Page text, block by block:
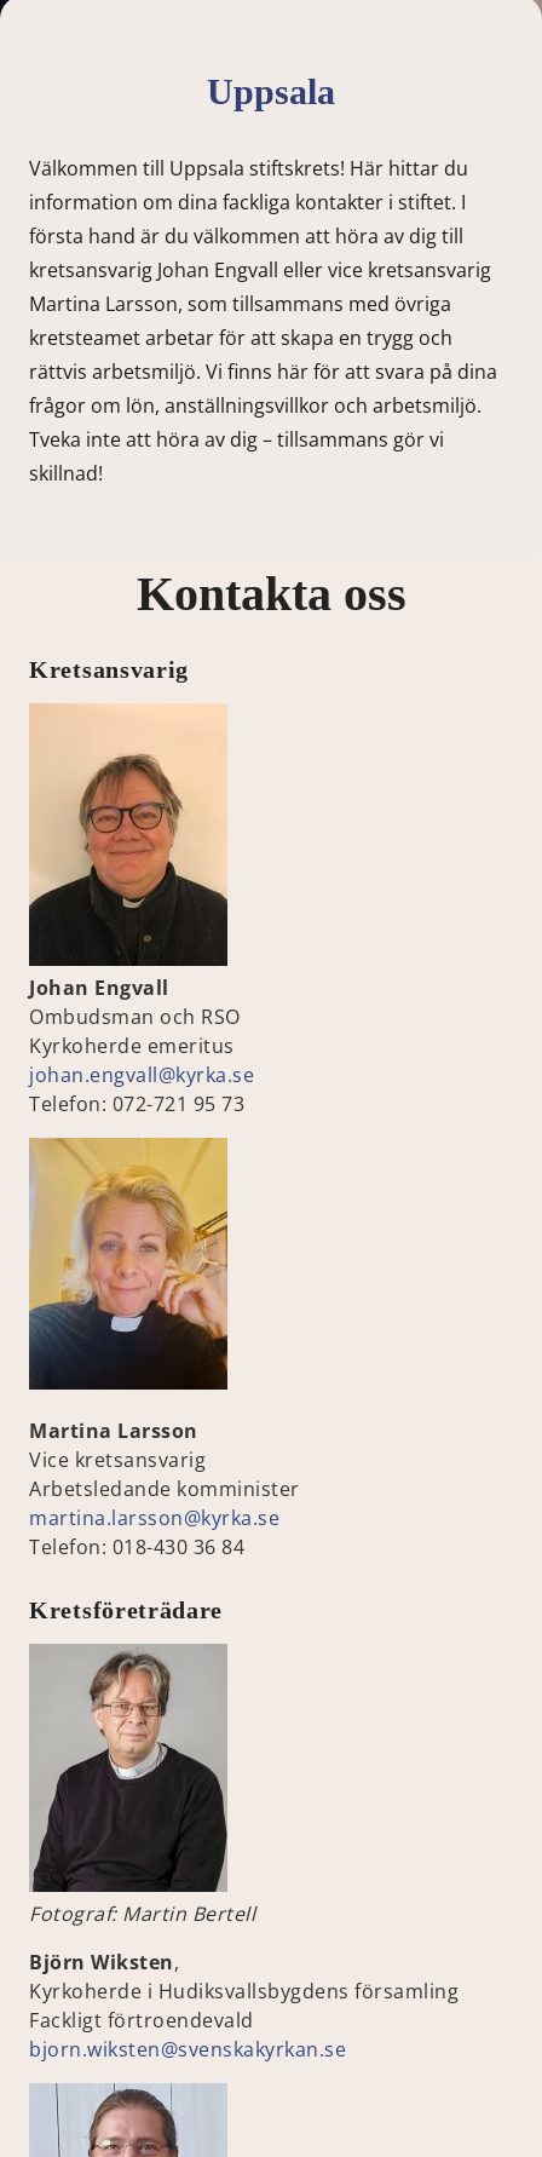
Uppsala
Välkommen till Uppsala stiftskrets! Här hittar du
information om dina fackliga kontakter i stiftet. I
första hand är du välkommen att höra av dig till
kretsansvarig Johan Engvall eller vice kretsansvarig
Martina Larsson, som tillsammans med övriga
kretsteamet arbetar för att skapa en trygg och
rättvis arbetsmiljö. Vi finns här för att svara på dina
frågor om lön, anställningsvillkor och arbetsmiljö.
Tveka inte att höra av dig – tillsammans gör vi
skillnad!
Kontakta oss
Kretsansvarig
Johan Engvall
Ombudsman och RSO
Kyrkoherde emeritus
johan.engvall@kyrka.se
Telefon: 072-721 95 73
Martina Larsson
Vice kretsansvarig
Arbetsledande komminister
martina.larsson@kyrka.se
Telefon: 018-430 36 84
Kretsföreträdare
Fotograf: Martin Bertell
Björn Wiksten,
Kyrkoherde i Hudiksvallsbygdens församling
Fackligt förtroendevald
bjorn.wiksten@svenskakyrkan.se